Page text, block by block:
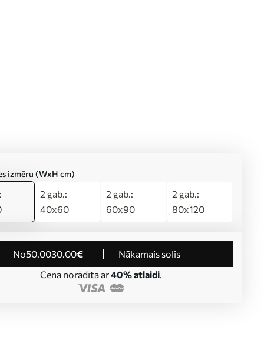
izmēru (WxH cm)
2 gab.:
40x60
2 gab.:
60x90
2 gab.:
80x120
no50.0030.00€
Nākamais solis
Cena norādīta ar40% atlaidi.